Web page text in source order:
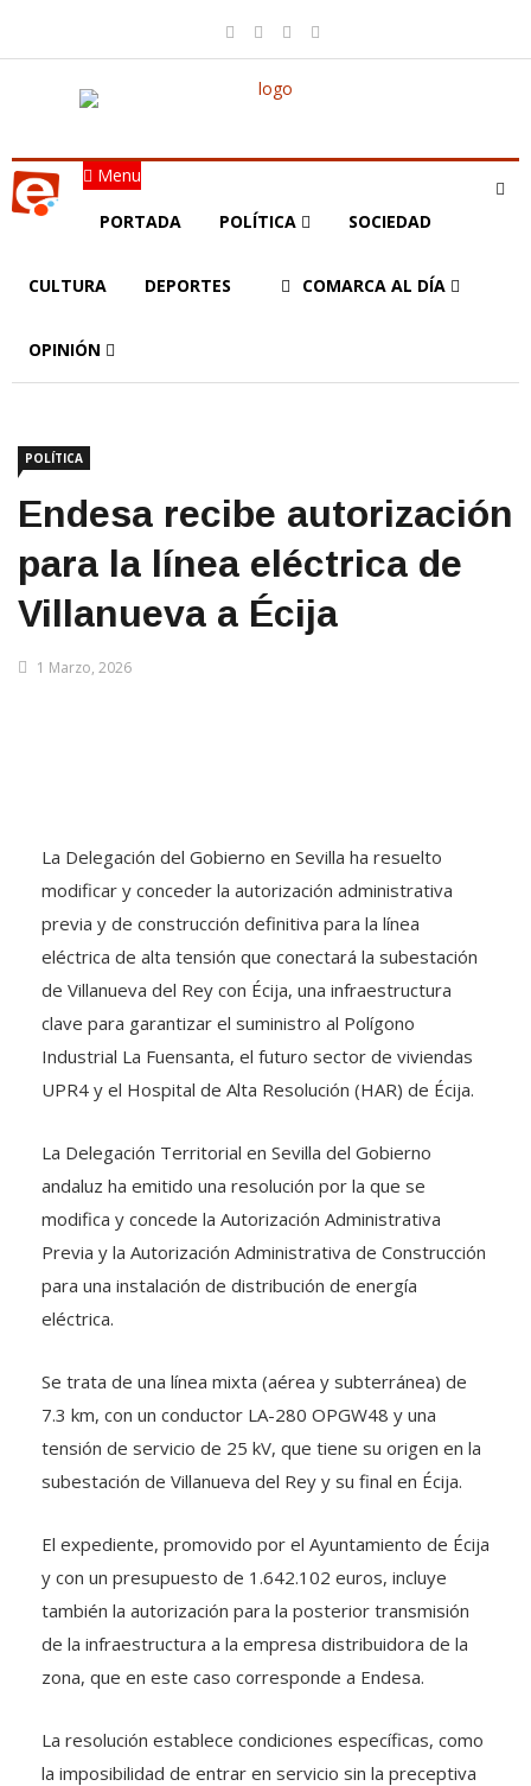
Menu
PORTADA POLÍTICA SOCIEDAD
CULTURA DEPORTES COMARCA AL DÍA
OPINIÓN
POLÍTICA
Endesa recibe autorización
para la línea eléctrica de
Villanueva a Écija
1 Marzo, 2026
La Delegación del Gobierno en Sevilla ha resuelto
modificar y conceder la autorización administrativa
previa y de construcción definitiva para la línea
eléctrica de alta tensión que conectará la subestación
de Villanueva del Rey con Écija, una infraestructura
clave para garantizar el suministro al Polígono
Industrial La Fuensanta, el futuro sector de viviendas
UPR4 y el Hospital de Alta Resolución (HAR) de Écija.
La Delegación Territorial en Sevilla del Gobierno
andaluz ha emitido una resolución por la que se
modifica y concede la Autorización Administrativa
Previa y la Autorización Administrativa de Construcción
para una instalación de distribución de energía
eléctrica.
Se trata de una línea mixta (aérea y subterránea) de
7.3 km, con un conductor LA-280 OPGW48 y una
tensión de servicio de 25 kV, que tiene su origen en la
subestación de Villanueva del Rey y su final en Écija.
El expediente, promovido por el Ayuntamiento de Écija
y con un presupuesto de 1.642.102 euros, incluye
también la autorización para la posterior transmisión
de la infraestructura a la empresa distribuidora de la
zona, que en este caso corresponde a Endesa.
La resolución establece condiciones específicas, como
la imposibilidad de entrar en servicio sin la preceptiva